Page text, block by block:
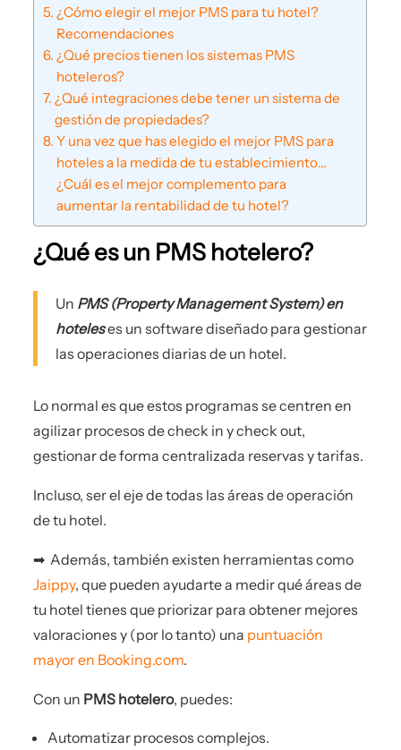
¿Cómo elegir el mejor PMS para tu hotel?
Recomendaciones
¿Qué precios tienen los sistemas PMS
hoteleros?
¿Qué integraciones debe tener un sistema de
gestión de propiedades?
Y una vez que has elegido el mejor PMS para
hoteles a la medida de tu establecimiento…
¿Cuál es el mejor complemento para
aumentar la rentabilidad de tu hotel?
¿Qué es un PMS hotelero?
Un PMS (Property Management System) en
hoteleses un software diseñado para gestionar
las operaciones diarias de un hotel.
Lo normal es que estos programas se centren en
agilizar procesos de check in y check out,
gestionar de forma centralizada reservas y tarifas.
Incluso, ser el eje de todas las áreas de operación
de tu hotel.
➡ ️ Además, también existen herramientas como
Jaippy, que pueden ayudarte a medir qué áreas de
tu hotel tienes que priorizar para obtener mejores
valoraciones y (por lo tanto) una puntuación
mayor en Booking.com.
Con un PMS hotelero, puedes:
Automatizar procesos complejos.